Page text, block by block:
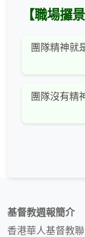
【職場攞景
團隊精神就
團隊沒有精
基督教週報簡介
香港華人基督教